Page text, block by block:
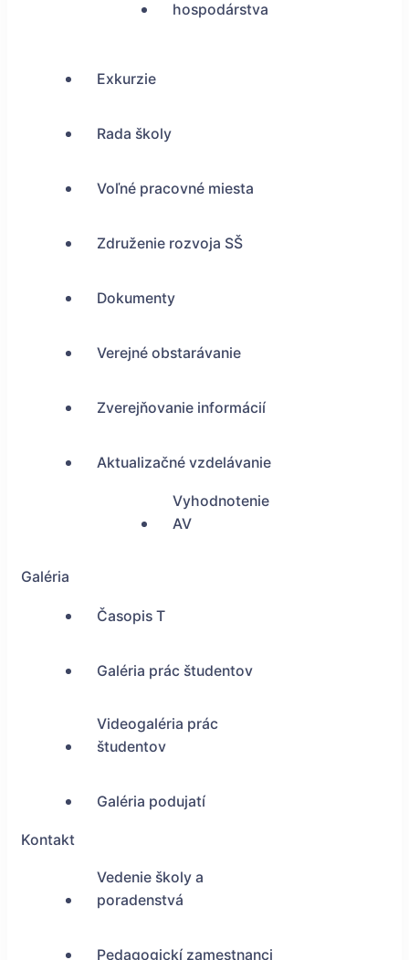
hospodárstva
Exkurzie
Rada školy
Voľné pracovné miesta
Združenie rozvoja SŠ
Dokumenty
Verejné obstarávanie
Zverejňovanie informácií
Aktualizačné vzdelávanie
Vyhodnotenie
AV
Galéria
Časopis T
Galéria prác študentov
Videogaléria prác
študentov
Galéria podujatí
Kontakt
Vedenie školy a
poradenstvá
Pedagogickí zamestnanci